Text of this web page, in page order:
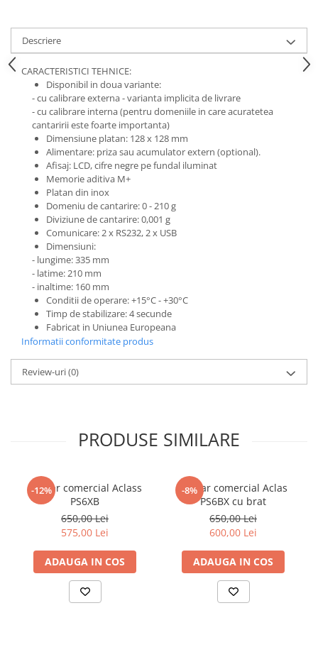
Cititoare coduri bare wireless
Cititoare coduri de bare
industriale
Terminale portabile
Echipamente periferice
Aparate etichetat
Display client
Standuri POS
Verificatoare preturi
Sertare & Seifuri
Consumabile
Etichete autoadezive
Riboane imprimante
Role casa marcat
Sisteme POS Refurbished
Sisteme Supraveghere Video si
Antiefractie
Sisteme Antiefractie
Sisteme acces control si Pontaj
Descriere
CARACTERISTICI TEHNICE:
Disponibil in doua variante:
- cu calibrare externa - varianta implicita de livrare
- cu calibrare interna (pentru domeniile in care acuratetea
cantaririi este foarte importanta)
Dimensiune platan: 128 x 128 mm
Alimentare: priza sau acumulator extern (optional).
Afisaj: LCD, cifre negre pe fundal iluminat
Memorie aditiva M+
Platan din inox
Domeniu de cantarire: 0 - 210 g
Diviziune de cantarire: 0,001 g
Comunicare: 2 x RS232, 2 x USB
Dimensiuni:
- lungime: 335 mm
- latime: 210 mm
- inaltime: 160 mm
Conditii de operare: +15°C - +30°C
Timp de stabilizare: 4 secunde
Fabricat in Uniunea Europeana
Informatii conformitate produs
Review-uri(0)
PRODUSE SIMILARE
-12%
Cantar comercial Aclass
PS6XB
650,00 Lei
575,00 Lei
ADAUGA IN COS
-8%
Cantar comercial Aclas
PS6BX cu brat
650,00 Lei
600,00 Lei
ADAUGA IN COS